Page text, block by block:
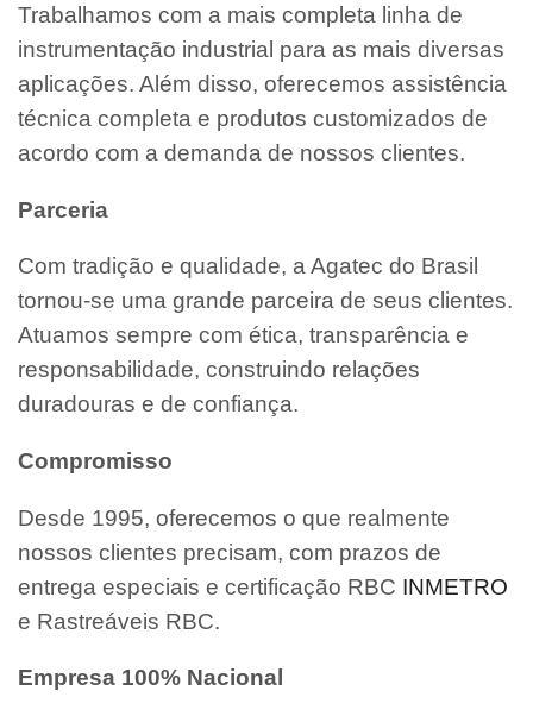
Trabalhamos com a mais completa linha de
instrumentação industrial para as mais diversas
aplicações. Além disso, oferecemos assistência
técnica completa e produtos customizados de
acordo com a demanda de nossos clientes.
Parceria
Com tradição e qualidade, a Agatec do Brasil
tornou-se uma grande parceira de seus clientes.
Atuamos sempre com ética, transparência e
responsabilidade, construindo relações
duradouras e de confiança.
Compromisso
Desde 1995, oferecemos o que realmente
nossos clientes precisam, com prazos de
entrega especiais e certificação RBC INMETRO
e Rastreáveis RBC.
Empresa 100% Nacional